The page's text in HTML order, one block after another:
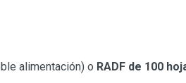
alimentación) o RADF de 100